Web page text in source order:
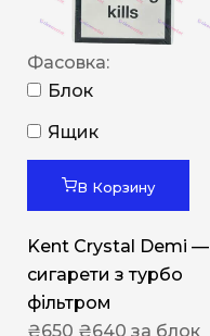
Фасовка:
Блок
Ящик
В Корзину
Kent Crystal Demi —
сигарети з турбо
фільтром
₴650 ₴640 за блок